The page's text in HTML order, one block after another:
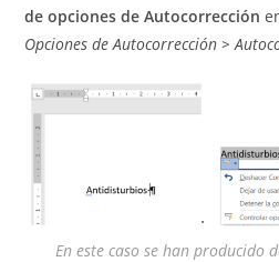
de opciones de Autocorrección
Opciones de Autocorrección >
En este caso se han producido